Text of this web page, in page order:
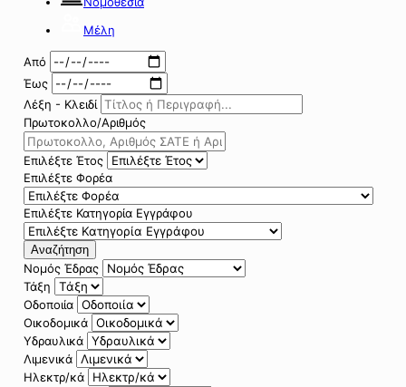
Μέλη
Από
Έως
Λέξη - Κλειδί
Πρωτοκολλο/Αριθμός
Επιλέξτε Έτος
Επιλέξτε Φορέα
Επιλέξτε Κατηγορία Εγγράφου
Αναζήτηση
Νομός Έδρας
Τάξη
Οδοποιία
Οικοδομικά
Υδραυλικά
Λιμενικά
Ηλεκτρ/κά